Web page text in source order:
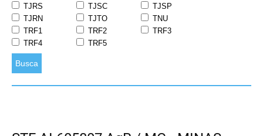
TJRS
TJSC
TJSP
TJRN
TJTO
TNU
TRF1
TRF2
TRF3
TRF4
TRF5
Busca